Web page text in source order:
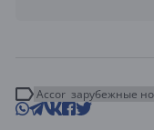
Accor зарубежные